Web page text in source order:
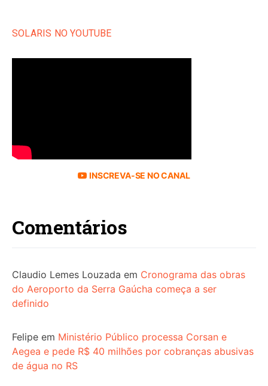
SOLARIS NO YOUTUBE
INSCREVA-SE NO CANAL
Comentários
Claudio Lemes Louzada em Cronograma das obras
do Aeroporto da Serra Gaúcha começa a ser
definido
Felipe em Ministério Público processa Corsan e
Aegea e pede R$ 40 milhões por cobranças abusivas
de água no RS